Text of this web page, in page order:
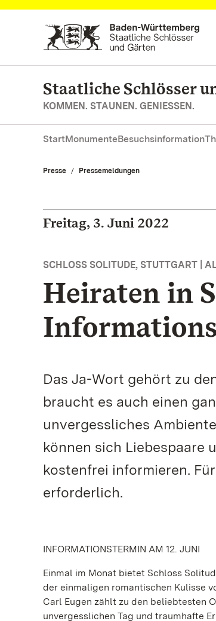
Zum Hauptinhalt springen
Staatliche Schlösser
KOMMEN. STAUNEN. GENIESSEN.
StartMonumenteBesuchsinformation
Presse Pressemeldungen
Freitag, 3. Juni 2022
SCHLOSS SOLITUDE, STUTTGART |
Heiraten in
Das Ja-Wort gehört zu
braucht es auch einen
unvergessliches
können sich Liebespaare
kostenfrei informieren.
erforderlich.
INFORMATIONSTERMIN AM 12. JUNI
Einmal im Monat bietet Schloss
der einmaligen romantischen Kulisse
Carl Eugen zählt zu den beliebtesten
unvergesslichen Tag und traumhafte